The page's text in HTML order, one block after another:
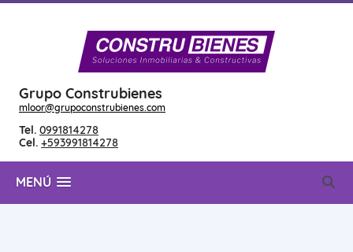
Grupo Construbienes
mloor@grupoconstrubienes.com
Tel. 0991814278
Cel. +593991814278
MENÚ